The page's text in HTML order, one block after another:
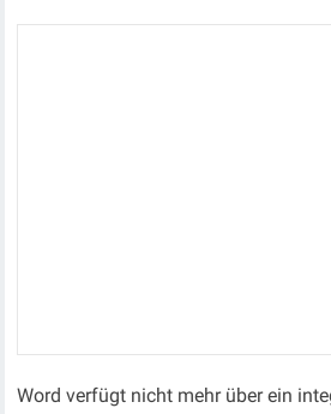
Word verfügt nicht mehr über ein